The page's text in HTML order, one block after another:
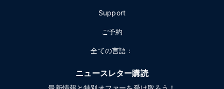
Support
ご予約
全ての言語：
ニュースレター購読